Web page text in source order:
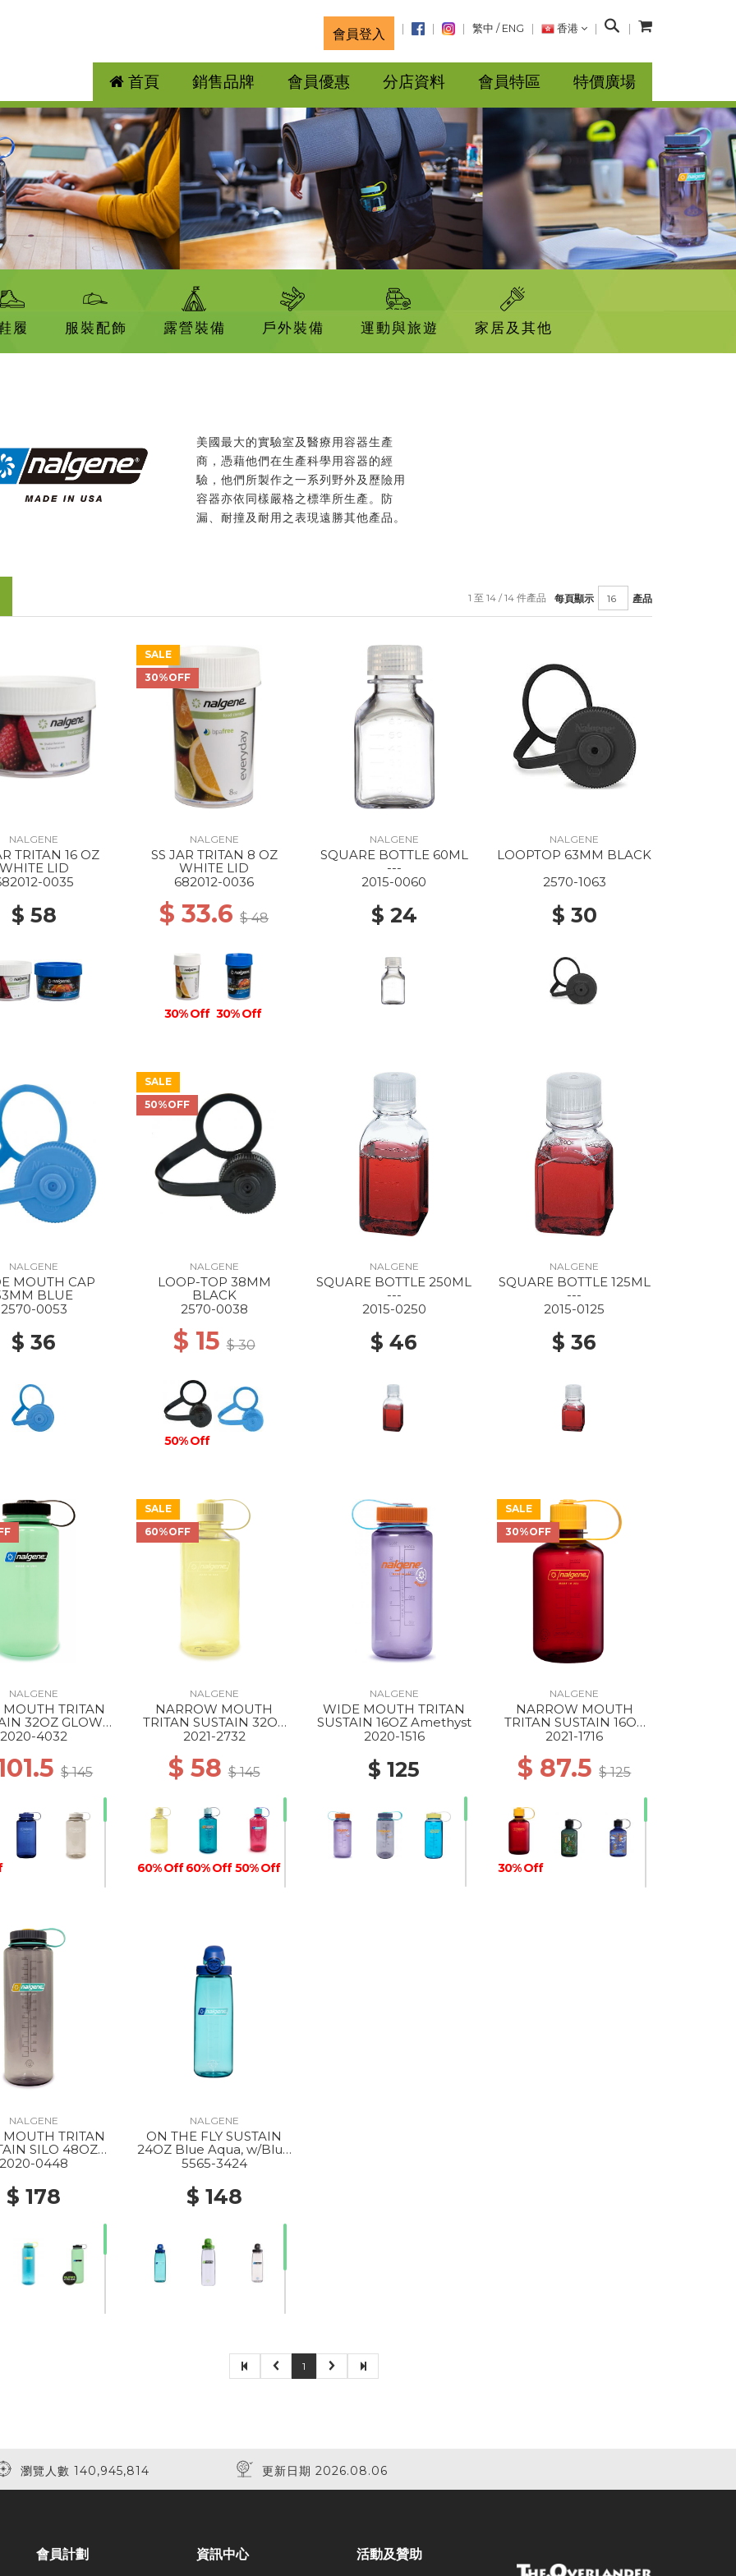
會員登入 繁中 / ENG 香港
搜
首頁 銷售品牌 會員優惠 分店資料 會員特區 特價廣場
履 服裝配飾 露營裝備 戶外裝備 運動與旅遊 家居及其他
美國最大的實驗室及醫療用容器生產
商，憑藉他們在生產科學用容器的經
驗，他們所製作之一系列野外及歷險用
容器亦依同樣嚴格之標準所生產。防
漏、耐撞及耐用之表現遠勝其他產品。
每頁顯示 產品
1 至 14 / 14 件產品
NALGENE
TRITAN 16 OZ
LID
0035
$ 58
SALE
30%OFF
NALGENE
SS JAR TRITAN 8 OZ
WHITE LID
682012-0036
$ 33.6$ 48
30% Off 30% Off
NALGENE
SQUARE BOTTLE 60ML
---
2015-0060
$ 24
NALGENE
LOOPTOP 63MM BLACK
2570-1063
$ 30
NALGENE
MOUTH CAP
BLUE
2570-0053
$ 36
SALE
50%OFF
NALGENE
LOOP-TOP 38MM
BLACK
2570-0038
$ 15$ 30
50% Off
NALGENE
SQUARE BOTTLE 250ML
---
2015-0250
$ 46
NALGENE
SQUARE BOTTLE 125ML
---
2015-0125
$ 36
NALGENE
TRITAN
32OZ GLOW
/ BLACK
2020-4032
$ 145
SALE
60%OFF
NALGENE
NARROW MOUTH
TRITAN SUSTAIN 32OZ
Butter
2021-2732
$ 58$ 145
60% Off 60% Off 50% Off
40% Off
30% Off
30% Off
NALGENE
WIDE MOUTH TRITAN
SUSTAIN 16OZ Amethyst
2020-1516
$ 125
SALE
30%OFF
NALGENE
NARROW MOUTH
TRITAN SUSTAIN 16OZ
LAKER
2021-1716
$ 87.5$ 125
30% Off
NALGENE
TRITAN
SILO 48OZ
2020-0448
$ 178
NALGENE
ON THE FLY SUSTAIN
24OZ Blue Aqua, w/Blue
Aqua
5565-3424
$ 148
1
瀏覽人數 140,945,814 更新日期 2026.08.06
會員計劃 資訊中心 活動及贊助